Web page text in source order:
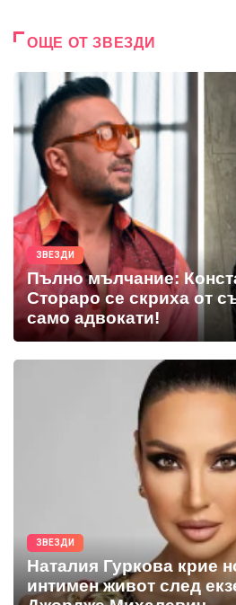
ОЩЕ ОТ ЗВЕЗДИ
ЗВЕЗДИ
Пълно мълчание:
Стораро се скриха от
само адвокати!
ЗВЕЗДИ
Наталия Гуркова крие
интимен живот след